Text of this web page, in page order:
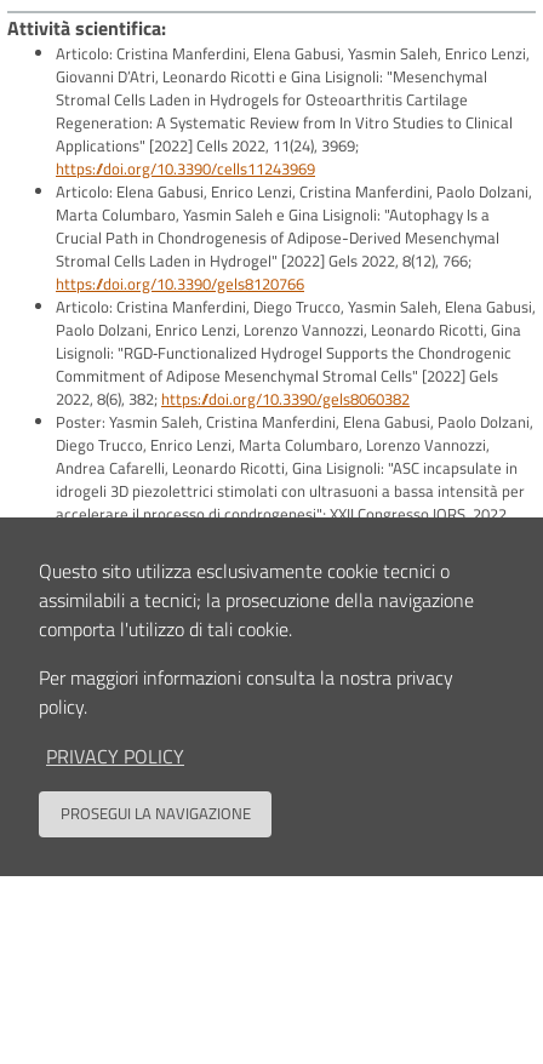
Attività scientifica
Articolo: Cristina Manferdini, Elena Gabusi, Yasmin Saleh, Enrico Lenzi,
Giovanni D’Atri, Leonardo Ricotti e Gina Lisignoli: "Mesenchymal
Stromal Cells Laden in Hydrogels for Osteoarthritis Cartilage
Regeneration: A Systematic Review from In Vitro Studies to Clinical
Applications" [2022] Cells 2022, 11(24), 3969;
https://doi.org/10.3390/cells11243969
Articolo: Elena Gabusi, Enrico Lenzi, Cristina Manferdini, Paolo Dolzani,
Marta Columbaro, Yasmin Saleh e Gina Lisignoli: "Autophagy Is a
Crucial Path in Chondrogenesis of Adipose-Derived Mesenchymal
Stromal Cells Laden in Hydrogel" [2022] Gels 2022, 8(12), 766;
https://doi.org/10.3390/gels8120766
Articolo: Cristina Manferdini, Diego Trucco, Yasmin Saleh, Elena Gabusi,
Paolo Dolzani, Enrico Lenzi, Lorenzo Vannozzi, Leonardo Ricotti, Gina
Lisignoli: "RGD‐Functionalized Hydrogel Supports the Chondrogenic
Commitment of Adipose Mesenchymal Stromal Cells" [2022] Gels
2022, 8(6), 382; https://doi.org/10.3390/gels8060382
Poster: Yasmin Saleh, Cristina Manferdini, Elena Gabusi, Paolo Dolzani,
Diego Trucco, Enrico Lenzi, Marta Columbaro, Lorenzo Vannozzi,
Andrea Cafarelli, Leonardo Ricotti, Gina Lisignoli: "ASC incapsulate in
idrogeli 3D piezolettrici stimolati con ultrasuoni a bassa intensità per
accelerare il processo di condrogenesi"; XXII Congresso IORS, 2022.
Interessi clinici e/o scientifici
Rigenerazione della cartilagine, biomateriali, idrogeli, cellule mesenchimali
stromali, osteoartrosi.
Contenuto aggiornato il
Seguici su
Questo sito utilizza esclusivamente cookie tecnici o
assimilabili a tecnici; la prosecuzione della navigazione
comporta l'utilizzo di tali cookie.
Per maggiori informazioni consulta la nostra privacy
policy.
PRIVACY POLICY
PROSEGUI LA NAVIGAZIONE